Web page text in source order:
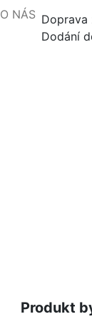
O NÁS Doprava
Dodání
Produkt